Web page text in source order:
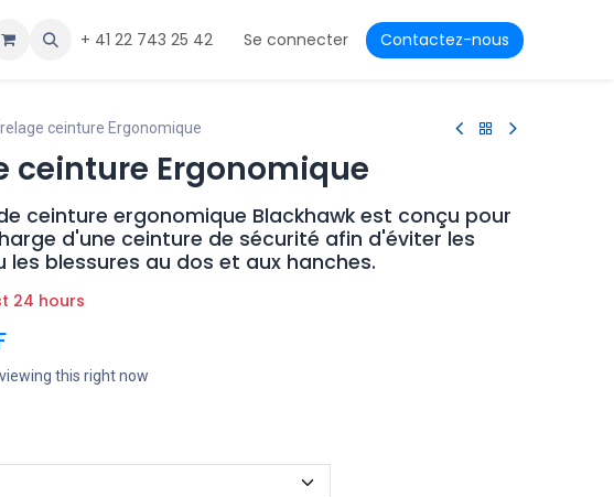
+ 41 22 743 25 42 Se connecter Contactez-nous
ceinture Ergonomique
ceinture Ergonomique
ceinture ergonomique Blackhawk est conçu pour
d'une ceinture de sécurité afin d'éviter les
les blessures au dos et aux hanches.
24 hours
this right now